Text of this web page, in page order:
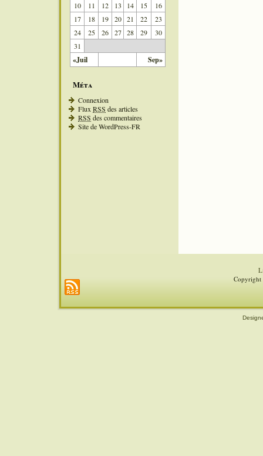
«Juil Sep»
10 11 12 13 14 15
16
17
18 19 20 21 22
23
24
25 26 27 28 29
30
31
Méta
Connexion
Flux RSS des articles
RSS des commentaires
Site de WordPress-FR
Copyright